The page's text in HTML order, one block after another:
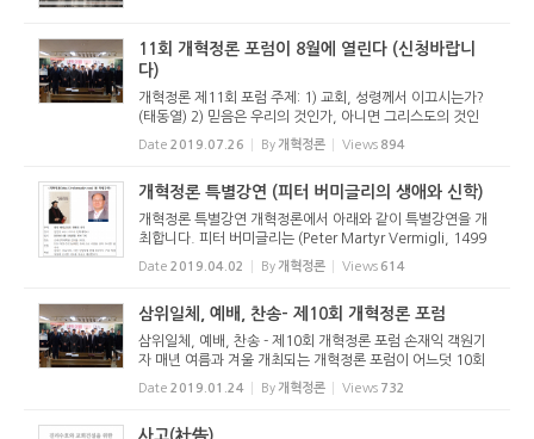
11회 개혁정론 포럼이 8월에 열린다 (신청바랍니
다)
개혁정론 제11회 포럼 주제: 1) 교회, 성령께서 이끄시는가?
(태동열) 2) 믿음은 우리의 것인가, 아니면 그리스도의 것인
가? (김명일) 강사: 태동열 박사(조직신학), 김명일 박사(신약
학) 일시: 2019년 8월 19일(월) 오전 10시 ~ 오후 3시 장소:
Date 2019.07.26 By 개혁정론 Views 894
개혁정론 특별강연 (피터 버미글리의 생애와 신학)
개혁정론 특별강연 개혁정론에서 아래와 같이 특별강연을 개
최합니다. 피터 버미글리는 (Peter Martyr Vermigli, 1499
년 9월 8일 – 1562년 11월 12일)는 이탈리아의 종교개혁자
입니다. 마르틴 부써(Martin Bucer)의 동역자였으며, 하이델
Date 2019.04.02 By 개혁정론 Views 614
삼위일체, 예배, 찬송- 제10회 개혁정론 포럼
삼위일체, 예배, 찬송 - 제10회 개혁정론 포럼 손재익 객원기
자 매년 여름과 겨울 개최되는 개혁정론 포럼이 어느덧 10회
째를 맞았다. 10회이지만, 특별한 기념행사 없이 예년과 다름
없이 진행되었다. 2019년 1월 22일(화) 오전 10시 30분 올곧
Date 2019.01.24 By 개혁정론 Views 732
사고(社告)